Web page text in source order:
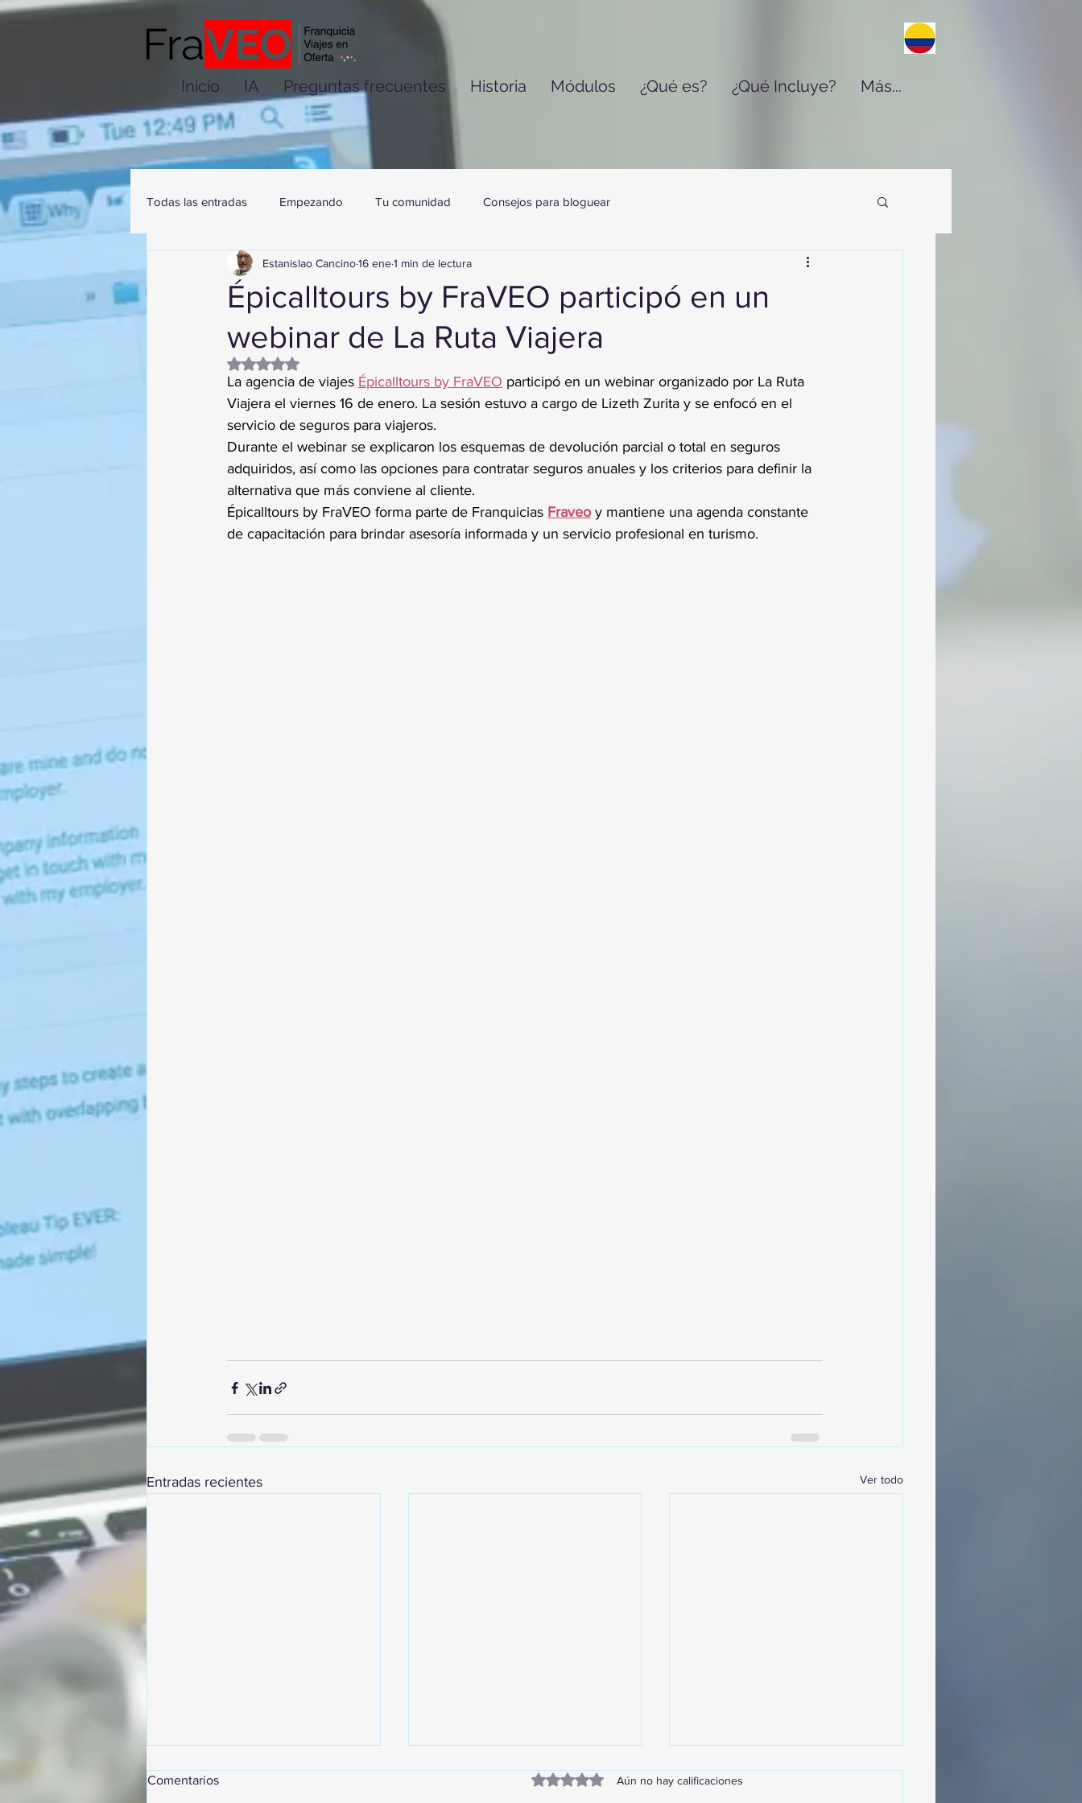
Inicio IA Preguntas frecuentes Historia Módulos ¿Qué es? ¿Qué Incluye? Más...
Todas las entradas Empezando Tu comunidad Consejos para bloguear
Épicalltours by FraVEO participó en un
webinar de La Ruta Viajera
Estanislao Cancino16 ene1 min de lectura
Obtuvo NaN de 5 estrellas.
La agencia de viajes Épicalltours by FraVEO participó en un webinar organizado por La Ruta
Viajera el viernes 16 de enero. La sesión estuvo a cargo de Lizeth Zurita y se enfocó en el
servicio de seguros para viajeros.
Durante el webinar se explicaron los esquemas de devolución parcial o total en seguros
adquiridos, así como las opciones para contratar seguros anuales y los criterios para definir la
alternativa que más conviene al cliente.
Épicalltours by FraVEO forma parte de Franquicias Fraveo y mantiene una agenda constante
de capacitación para brindar asesoría informada y un servicio profesional en turismo.
Entradas recientes Ver todo
Comentarios Obtuvo 0 de 5 estrellas.
Aún no hay calificaciones